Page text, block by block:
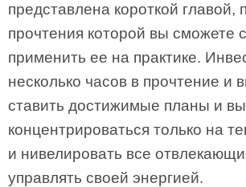
представлена короткой главой,
прочтения которой вы сможете
применить ее на практике.
несколько часов в прочтение и
ставить достижимые планы и
концентрироваться только на
и нивелировать все
управлять своей энергией.